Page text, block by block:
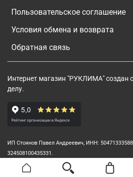
Пользовательское соглашение
Условия обмена и возврата
Обратная связь
Интернет магазин "РУКЛИМА" создан
делу.
ИП Стоянов Павел Андреевич, ИНН:
324508100435331.